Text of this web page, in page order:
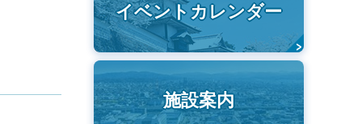
イベントカレンダー
施設案内